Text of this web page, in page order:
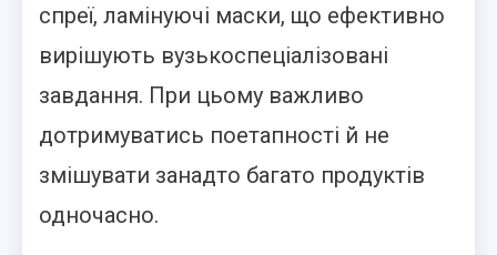
спреї, ламінуючі маски, що ефективно
вирішують вузькоспеціалізовані
завдання. При цьому важливо
дотримуватись поетапності й не
змішувати занадто багато продуктів
одночасно.